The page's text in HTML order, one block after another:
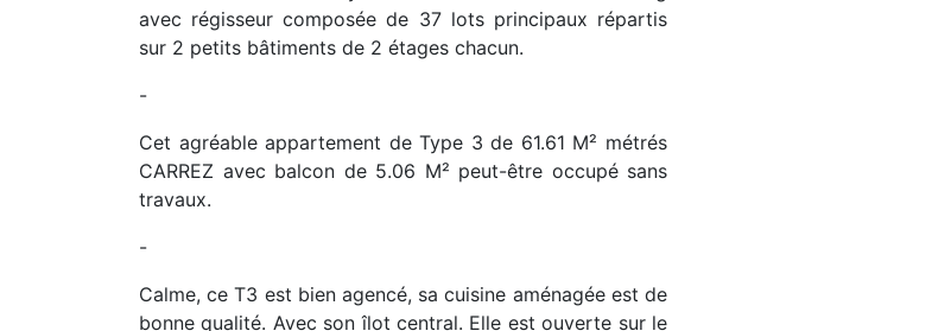
avec régisseur composée de 37 lots principaux répartis
sur 2 petits bâtiments de 2 étages chacun.
-
Cet agréable appartement de Type 3 de 61.61 M² métrés
CARREZ avec balcon de 5.06 M² peut-être occupé sans
travaux.
-
Calme, ce T3 est bien agencé, sa cuisine aménagée est de
bonne qualité. Avec son îlot central. Elle est ouverte sur le